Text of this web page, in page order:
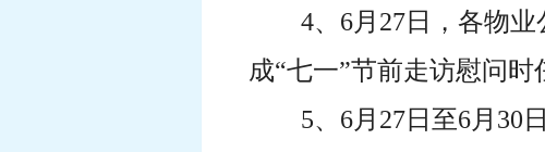
4、6月27日，各物
成“七一”节前走访慰问时
5、6月27日至6月30